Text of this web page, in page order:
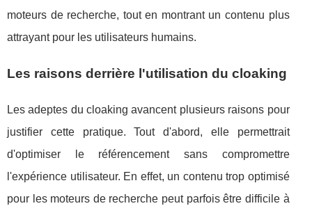
moteurs de recherche, tout en montrant un contenu plus
attrayant pour les utilisateurs humains.
Les raisons derrière l'utilisation du cloaking
Les adeptes du cloaking avancent plusieurs raisons pour
justifier cette pratique. Tout d'abord, elle permettrait
d'optimiser le référencement sans compromettre
l'expérience utilisateur. En effet, un contenu trop optimisé
pour les moteurs de recherche peut parfois être difficile à